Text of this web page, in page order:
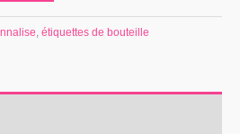
, étiquettes de bouteille